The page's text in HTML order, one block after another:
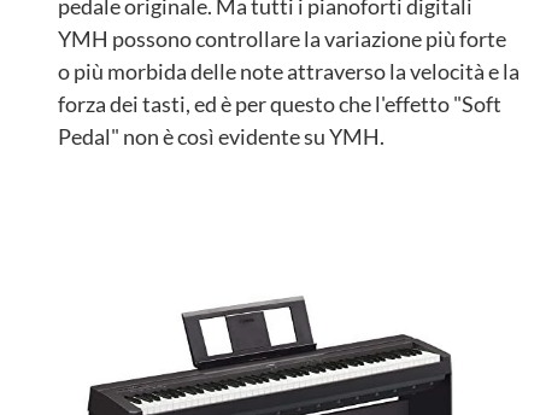
pedale originale. Ma tutti i pianoforti digitali
YMH possono controllare la variazione più forte
o più morbida delle note attraverso la velocità e la
forza dei tasti, ed è per questo che l'effetto "Soft
Pedal" non è così evidente su YMH.